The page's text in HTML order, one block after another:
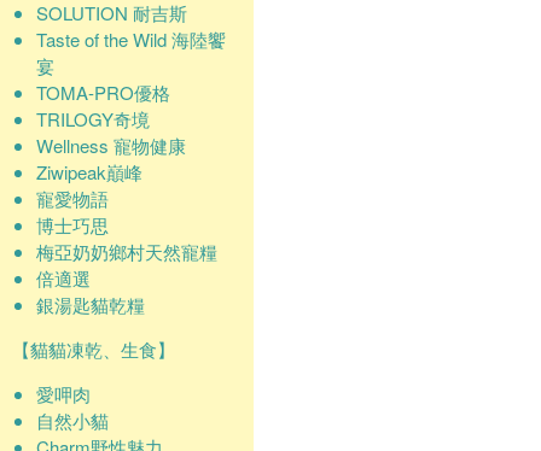
SOLUTION 耐吉斯
Taste of the Wild 海陸饗
宴
TOMA-PRO優格
TRILOGY奇境
Wellness 寵物健康
Ziwipeak巔峰
寵愛物語
博士巧思
梅亞奶奶鄉村天然寵糧
倍適選
銀湯匙貓乾糧
【貓貓凍乾、生食】
愛呷肉
自然小貓